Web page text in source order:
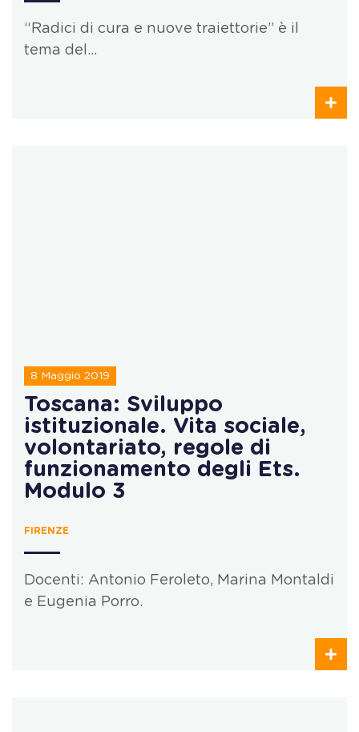
“Radici di cura e nuove traiettorie” è il
tema del…
8 Maggio 2019
Toscana: Sviluppo
istituzionale. Vita sociale,
volontariato, regole di
funzionamento degli Ets.
Modulo 3
FIRENZE
Docenti: Antonio Feroleto, Marina Montaldi
e Eugenia Porro.